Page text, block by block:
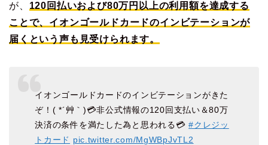
が、 120回払いおよび80万円以上の利用額を達成する
ことで、イオンゴールドカードのインビテーションが
届くという声も見受けられます。
イオンゴールドカードのインビテーションがきた
ぞ！( *´艸｀)💳非公式情報の120回支払い＆80万
決済の条件を満たした為と思われる💳#クレジッ
トカード pic.twitter.com/MgWBpJvTL2